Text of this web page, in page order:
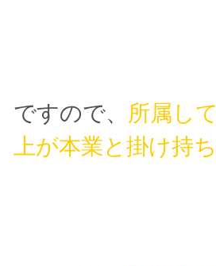
ですので、 所属し
上が本業と掛け持